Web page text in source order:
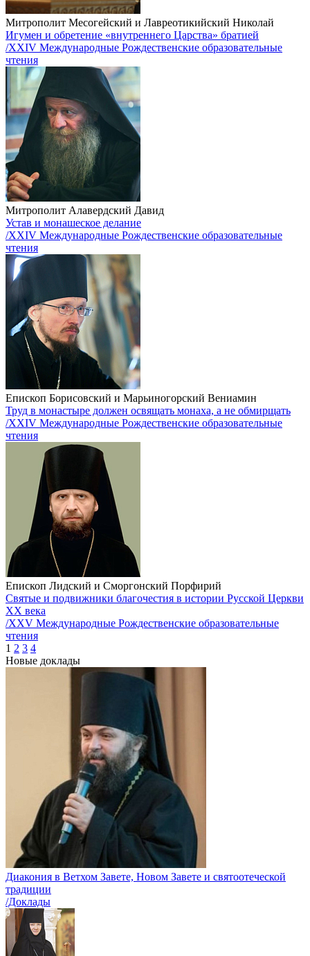
Митрополит Месогейский и Лавреотикийский Николай
Игумен и обретение «внутреннего Царства» братией
/XXIV Международные Рождественские образовательные
чтения
Митрополит Алавердский Давид
Устав и монашеское делание
/XXIV Международные Рождественские образовательные
чтения
Епископ Борисовский и Марьиногорский Вениамин
Труд в монастыре должен освящать монаха, а не обмирщать
/XXIV Международные Рождественские образовательные
чтения
Епископ Лидский и Сморгонский Порфирий
Святые и подвижники благочестия в истории Русской Церкви
XX века
/XXV Международные Рождественские образовательные
чтения
1 2 3 4
Новые доклады
Диакония в Ветхом Завете, Новом Завете и святоотеческой
традиции
/Доклады